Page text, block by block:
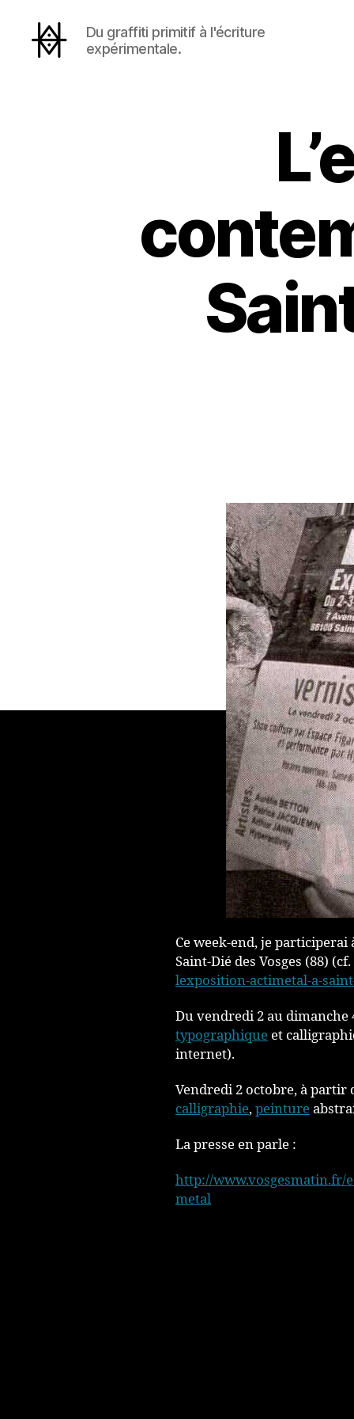
Du graffiti primitif à l'écriture
expérimentale.
Ce week-end, je
Saint-Dié des Vosges (88)
lexposition-actimetal-a-
Du vendredi 2 au dimanche
typographique et
internet).
Vendredi 2 octobre, à partir
calligraphie,peinture
La presse en parle :
http://www.vosgesmatin.fr/
metal